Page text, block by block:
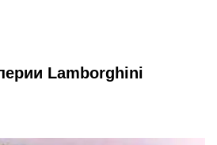
Lamborghini